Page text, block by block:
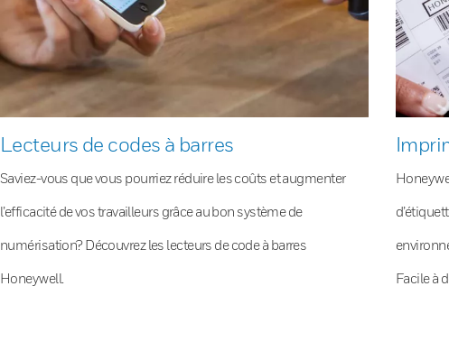
Lecteurs de codes à barres
Saviez-vous que vous pourriez réduire les coûts et augmenter
l’efficacité de vos travailleurs grâce au bon système de
numérisation? Découvrez les lecteurs de code à barres
Honeywell. Facile à